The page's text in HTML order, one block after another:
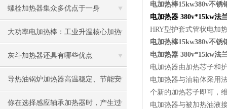
误区
螺栓加热器集众多优点于一身
大功率电加热棒：工业升温核心加热
配件
灰斗加热器还具有哪些优点
导热油锅炉加热器高温稳定、节能安
全，工业加热优选
你在选择感应轴承加热器时，产生过
电加热棒15kw380v不锈
电加热器 380v*15kw法
HRY型护套式管状电加
电加热棒15kw380v不锈
电加热器 380v*15kw法
电加热器由加热芯子和
电加热器与油箱体采用
个新的加热芯子即可，
电加热器与被加热油液